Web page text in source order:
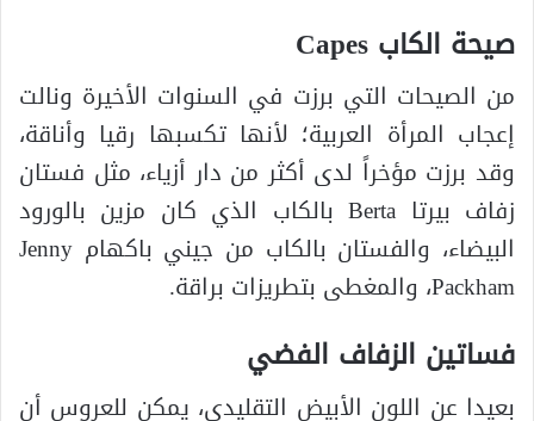
صيحة الكاب Capes
من الصيحات التي برزت في السنوات الأخيرة ونالت
إعجاب المرأة العربية؛ لأنها تكسبها رقيا وأناقة،
وقد برزت مؤخراً لدى أكثر من دار أزياء، مثل فستان
زفاف بيرتا Berta بالكاب الذي كان مزين بالورود
البيضاء، والفستان بالكاب من جيني باكهام Jenny
Packham، والمغطى بتطريزات براقة.
فساتين الزفاف الفضي
بعيدا عن اللون الأبيض التقليدي، يمكن للعروس أن